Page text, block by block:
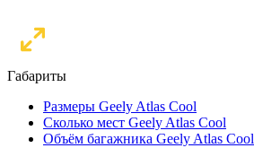
Габариты
Размеры Geely Atlas Cool
Сколько мест Geely Atlas Cool
Объём багажника Geely Atlas Cool